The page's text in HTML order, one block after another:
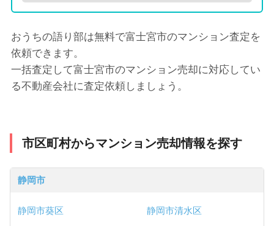
おうちの語り部は無料で富士宮市のマンション査定を
依頼できます。
一括査定して富士宮市のマンション売却に対応してい
る不動産会社に査定依頼しましょう。
市区町村からマンション売却情報を探す
静岡市
静岡市葵区
静岡市清水区